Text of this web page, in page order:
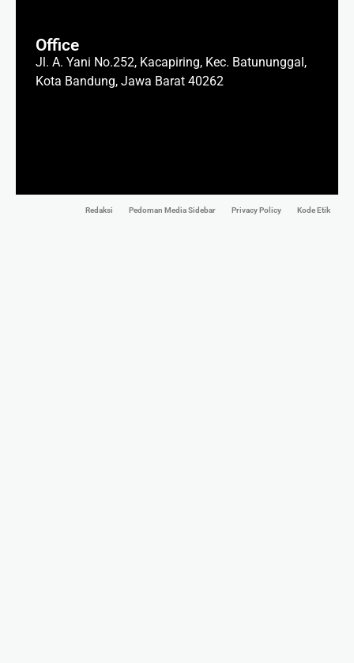
Office
Jl. A. Yani No.252, Kacapiring, Kec. Batununggal,
Kota Bandung, Jawa Barat 40262
Redaksi Pedoman Media Sidebar Privacy Policy Kode Etik